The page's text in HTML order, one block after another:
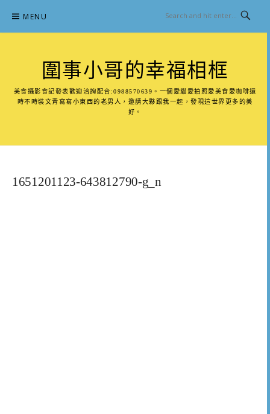
content
MENU
圍事小哥的幸福相框
美食攝影食記發表歡迎洽詢配合:0988570639。一個愛貓愛拍照愛美食愛咖啡還
時不時裝文青寫寫小東西的老男人，邀請大夥跟我一起，發現這世界更多的美
好。
1651201123-643812790-g_n